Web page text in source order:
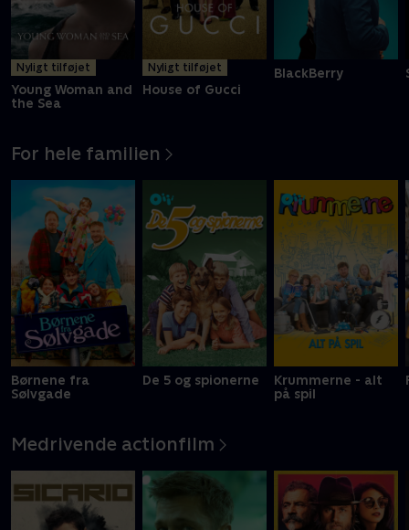
Nyligt tilføjet
Young Woman and
the Sea
Nyligt tilføjet
House of Gucci
BlackBerry
For hele familien
Børnene fra
Sølvgade
De 5 og spionerne
Krummerne - alt
på spil
Medrivende actionfilm